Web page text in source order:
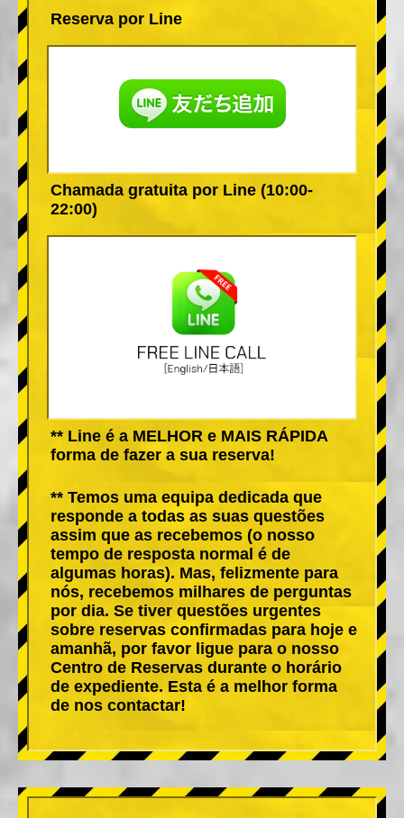
Reserva por Line
Chamada gratuita por Line (10:00-
22:00)
** Line é a MELHOR e MAIS RÁPIDA
forma de fazer a sua reserva!
** Temos uma equipa dedicada que
responde a todas as suas questões
assim que as recebemos (o nosso
tempo de resposta normal é de
algumas horas). Mas, felizmente para
nós, recebemos milhares de perguntas
por dia. Se tiver questões urgentes
sobre reservas confirmadas para hoje e
amanhã, por favor ligue para o nosso
Centro de Reservas durante o horário
de expediente. Esta é a melhor forma
de nos contactar!